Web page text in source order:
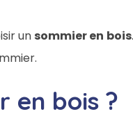
un sommier en bois
en bois ?